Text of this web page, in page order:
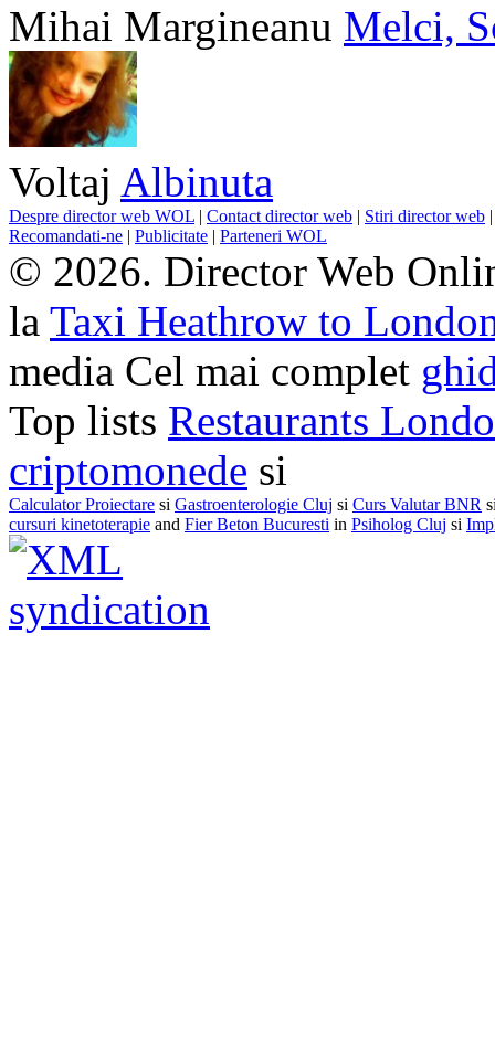
Mihai Margineanu Melci,
Voltaj Albinuta
Despre director web WOL | Contact director web | Stiri director web
Recomandati-ne | Publicitate | Parteneri WOL
© 2026. Director Web
la Taxi Heathrow to
media Cel mai complet
Top lists Restaurants
criptomonede si
Calculator Proiectare si Gastroenterologie Cluj si Curs Valutar BNR
cursuri kinetoterapie and Fier Beton Bucuresti in Psiholog Cluj si